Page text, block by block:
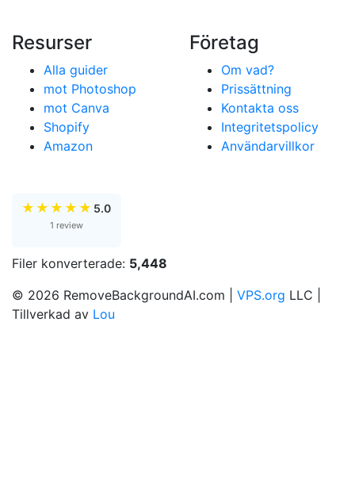
Resurser
Alla guider
mot Photoshop
mot Canva
Shopify
Amazon
Företag
Om vad?
Prissättning
Kontakta oss
Integritetspolicy
Användarvillkor
★ ★ ★ ★ ★ 5.0
1 review
Filer konverterade: 5,448
© 2026 RemoveBackgroundAI.com | VPS.org LLC |
Tillverkad av Lou